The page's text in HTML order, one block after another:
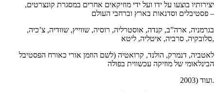
יצירותיו בוצעו על ידו ועל ידי מוזיקאים אחרים במסגרת קונצרטים,
פסטיבלים וסדנאות בארץ וברחבי העולם –
בגרמניה, ארה”ב, קנדה, אוסטרליה, רוסיה, שווייץ, שוודיה, צ’כיה,
סלובקיה, סרביה, איטליה, ליטא,
לאטביה, דנמרק, הולנד, קרואטיה (לשם הוזמן אורי כאורח הפסטיבל
הבינלאומי של מוזיקה עכשווית בפולה
2003) ועוד.